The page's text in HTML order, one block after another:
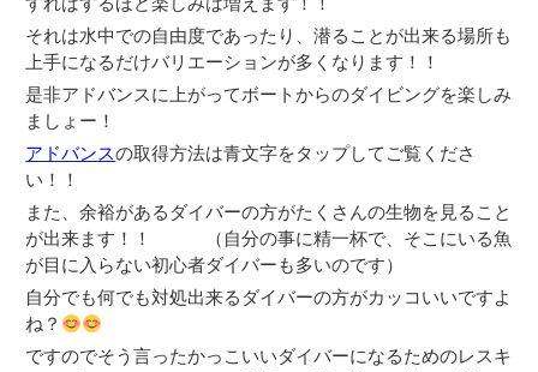
それは水中での自由度であったり、潜ることが出来る場所も
上手になるだけバリエーションが多くなります！！
是非アドバンスに上がってボートからのダイビングを楽しみ
ましょー！
アドバンスの取得方法は青文字をタップしてご覧くださ
い！！
また、余裕があるダイバーの方がたくさんの生物を見ること
が出来ます！！ （自分の事に精一杯で、そこにいる魚
が目に入らない初心者ダイバーも多いのです）
自分でも何でも対処出来るダイバーの方がカッコいいですよ
ね？
ですのでそう言ったかっこいいダイバーになるためのレスキ